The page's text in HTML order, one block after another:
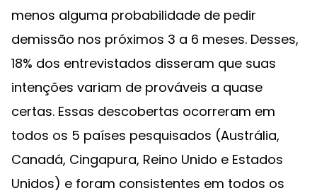
menos alguma probabilidade de pedir
demissão nos próximos 3 a 6 meses. Desses,
18% dos entrevistados disseram que suas
intenções variam de prováveis a quase
certas. Essas descobertas ocorreram em
todos os 5 países pesquisados (Austrália,
Canadá, Cingapura, Reino Unido e Estados
Unidos) e foram consistentes em todos os